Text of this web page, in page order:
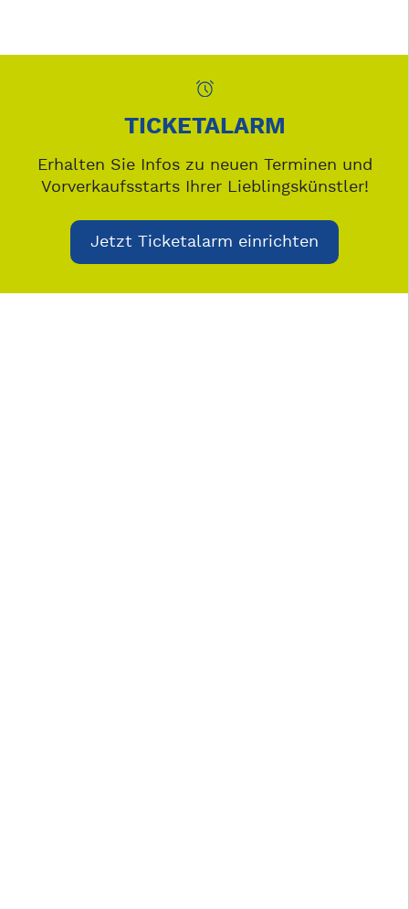
TICKETALARM
Erhalten Sie Infos zu neuen Terminen und
Vorverkaufsstarts Ihrer Lieblingskünstler!
Jetzt Ticketalarm einrichten